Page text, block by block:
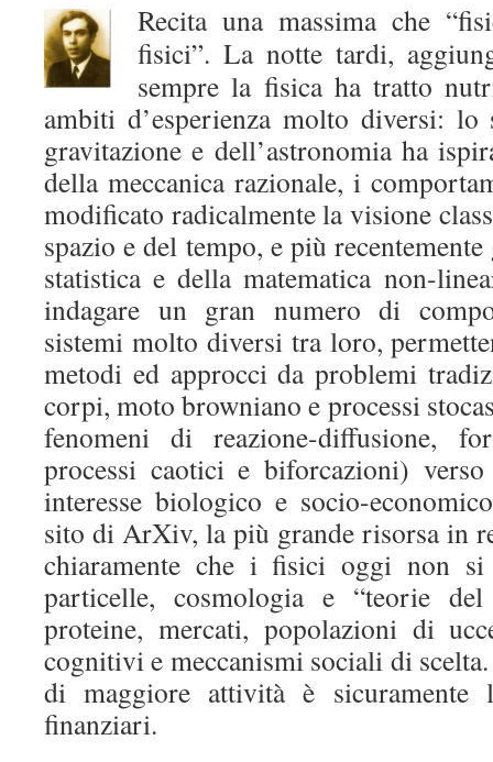
Recita una massima che
fisici”. La notte tardi,
sempre la fisica ha tratto
ambiti d’esperienza molto diversi:
gravitazione e dell’astronomia ha
della meccanica razionale, i
modificato radicalmente la visione
spazio e del tempo, e più
statistica e della matematica non-
indagare un gran numero di
sistemi molto diversi tra loro,
metodi ed approcci da problemi
corpi, moto browniano e processi
fenomeni di reazione-diffusione,
processi caotici e biforcazioni)
interesse biologico e socio-
sito di ArXiv, la più grande risorsa in
chiaramente che i fisici oggi non si
particelle, cosmologia e “teorie
proteine, mercati, popolazioni di
cognitivi e meccanismi sociali di
di maggiore attività è
finanziari.